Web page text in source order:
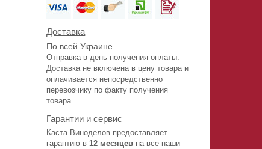
Доставка
По всей Украине.
Отправка в день получения оплаты.
Доставка не включена в цену товара и
оплачивается непосредственно
перевозчику по факту получения
товара.
Гарантии и сервис
Каста Виноделов предоставляет
гарантию в12 месяцев на все наши